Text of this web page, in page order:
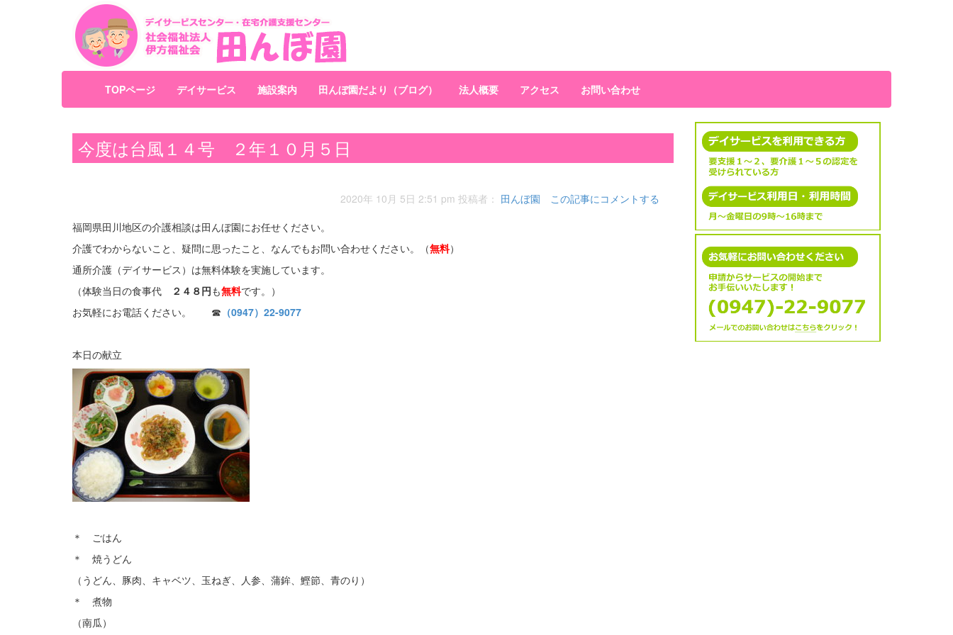
TOPページ デイサービス 施設案内 田んぼ園だより（ブログ） 法人概要 アクセス お問い合わせ
今度は台風１４号 ２年１０月５日
2020年 10月 5日 2:51 pm 投稿者： 田んぼ園
この記事にコメントする
福岡県田川地区の介護相談は田んぼ園にお任せください。
介護でわからないこと、疑問に思ったこと、なんでもお問い合わせください。（無料）
通所介護（デイサービス）は無料体験を実施しています。
（体験当日の食事代
２４８円も無料です。）
お気軽にお電話ください。 ☎ （0947）22-9077
本日の献立
＊ ごはん
＊ 焼うどん
（うどん、豚肉、キャベツ、玉ねぎ、人参、蒲鉾、鰹節、青のり）
＊ 煮物
（南瓜）